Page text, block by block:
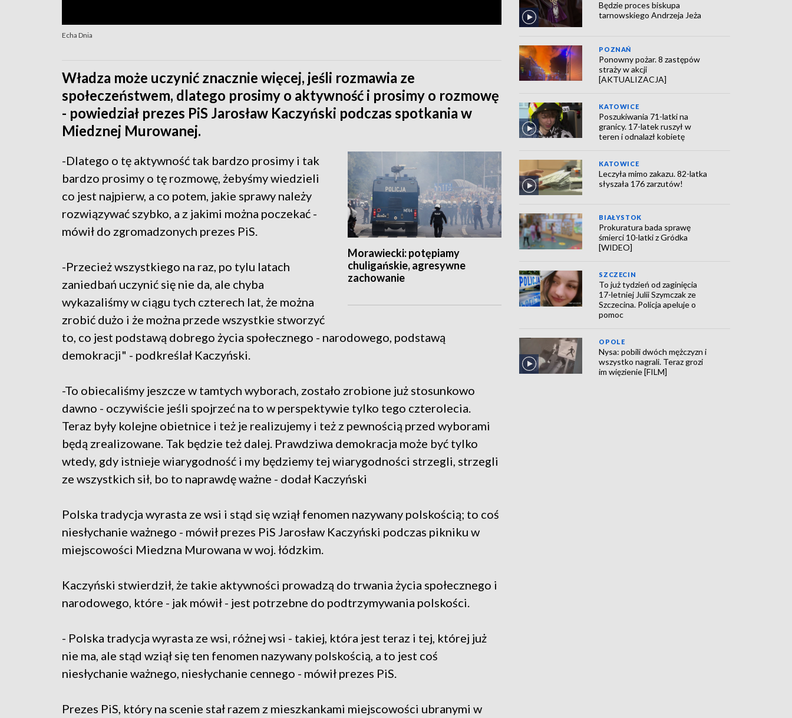
Echa Dnia
Władza może uczynić znacznie więcej, jeśli rozmawia ze
społeczeństwem, dlatego prosimy o aktywność i prosimy o rozmowę
- powiedział prezes PiS Jarosław Kaczyński podczas spotkania w
Miedznej Murowanej.
Morawiecki: potępiamy
chuligańskie, agresywne
zachowanie
-Dlatego o tę aktywność tak bardzo prosimy i tak
bardzo prosimy o tę rozmowę, żebyśmy wiedzieli
co jest najpierw, a co potem, jakie sprawy należy
rozwiązywać szybko, a z jakimi można poczekać -
mówił do zgromadzonych prezes PiS.
-Przecież wszystkiego na raz, po tylu latach
zaniedbań uczynić się nie da, ale chyba
wykazaliśmy w ciągu tych czterech lat, że można
zrobić dużo i że można przede wszystkie stworzyć
to, co jest podstawą dobrego życia społecznego - narodowego, podstawą
demokracji" - podkreślał Kaczyński.
-To obiecaliśmy jeszcze w tamtych wyborach, zostało zrobione już stosunkowo
dawno - oczywiście jeśli spojrzeć na to w perspektywie tylko tego czterolecia.
Teraz były kolejne obietnice i też je realizujemy i też z pewnością przed wyborami
będą zrealizowane. Tak będzie też dalej. Prawdziwa demokracja może być tylko
wtedy, gdy istnieje wiarygodność i my będziemy tej wiarygodności strzegli, strzegli
ze wszystkich sił, bo to naprawdę ważne - dodał Kaczyński
Polska tradycja wyrasta ze wsi i stąd się wziął fenomen nazywany polskością; to coś
niesłychanie ważnego - mówił prezes PiS Jarosław Kaczyński podczas pikniku w
miejscowości Miedzna Murowana w woj. łódzkim.
Kaczyński stwierdził, że takie aktywności prowadzą do trwania życia społecznego i
narodowego, które - jak mówił - jest potrzebne do podtrzymywania polskości.
- Polska tradycja wyrasta ze wsi, różnej wsi - takiej, która jest teraz i tej, której już
nie ma, ale stąd wziął się ten fenomen nazywany polskością, a to jest coś
niesłychanie ważnego, niesłychanie cennego - mówił prezes PiS.
Prezes PiS, który na scenie stał razem z mieszkankami miejscowości ubranymi w
Będzie proces biskupa
tarnowskiego Andrzeja Jeża
POZNAŃ
Ponowny pożar. 8 zastępów
straży w akcji
[AKTUALIZACJA]
KATOWICE
Poszukiwania 71-latki na
granicy. 17-latek ruszył w
teren i odnalazł kobietę
KATOWICE
Leczyła mimo zakazu. 82-latka
słyszała 176 zarzutów!
BIAŁYSTOK
Prokuratura bada sprawę
śmierci 10-latki z Gródka
[WIDEO]
SZCZECIN
To już tydzień od zaginięcia
17-letniej Julii Szymczak ze
Szczecina. Policja apeluje o
pomoc
OPOLE
Nysa: pobili dwóch mężczyzn i
wszystko nagrali. Teraz grozi
im więzienie [FILM]